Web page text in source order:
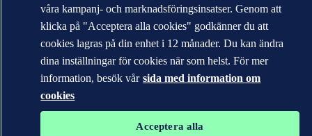
Varumärkena DNV GL®, DNV®, Horizon Graphic och Det
Norske Veritas® tillhör företag i Det Norske Veritas-gruppen. Alla
WHEN TRUST MATTERS
våra kampanj- och marknadsföringsinsatser. Genom att
klicka på "Acceptera alla cookies" godkänner du att
cookies lagras på din enhet i 12 månader. Du kan ändra
dina inställningar för cookies när som helst. För mer
information, besök vår sida med information om
cookies
Acceptera alla